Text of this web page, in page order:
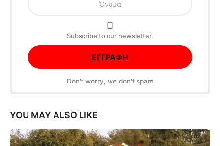
Subscribe to our newsletter.
Don't worry, we don't spam
YOU MAY ALSO LIKE